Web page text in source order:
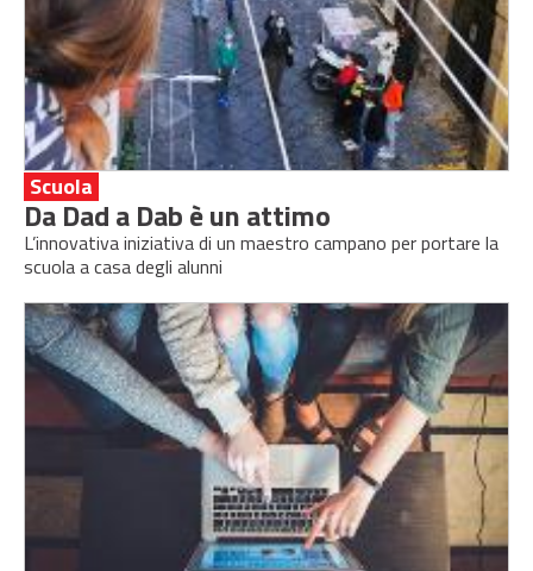
Scuola
Da Dad a Dab è un attimo
L’innovativa iniziativa di un maestro campano per portare la
scuola a casa degli alunni